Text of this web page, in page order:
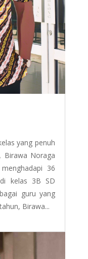
yang penuh
Birawa Noraga
36
kelas 3B SD
guru yang
Birawa...